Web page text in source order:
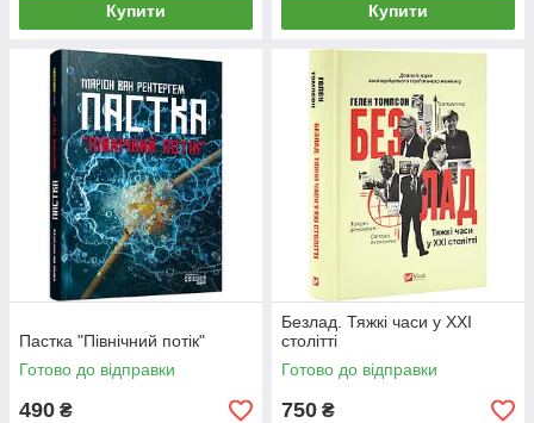
Купити Купити
Пастка "Північний потік"
Готово до відправки
490 ₴
Безлад. Тяжкі часи у XXI
столітті
Готово до відправки
750 ₴